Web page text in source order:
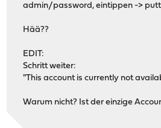
admin/password, eintippen ->
Hää??
EDIT:
Schritt weiter:
"This account is currently not
Warum nicht? Ist der einzige